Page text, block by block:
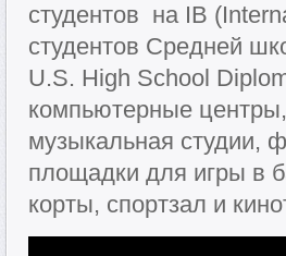
студентов на IB
студентов Средней
U.S. High School
компьютерные
музыкальная студии,
площадки для игры в
корты, спортзал и